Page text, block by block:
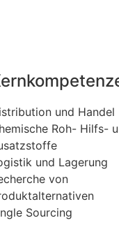
und Handel
Roh- Hilfs-
und Lagerung
von
Sourcing